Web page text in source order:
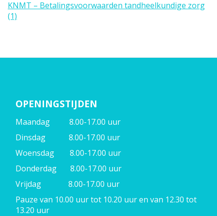
KNMT – Betalingsvoorwaarden tandheelkundige zorg
(1)
OPENINGSTIJDEN
Maandag 8.00-17.00 uur
Dinsdag 8.00-17.00 uur
Woensdag 8.00-17.00 uur
Donderdag 8.00-17.00 uur
Vrijdag 8.00-17.00 uur
Pauze van 10.00 uur tot 10.20 uur en van 12.30 tot
13.20 uur